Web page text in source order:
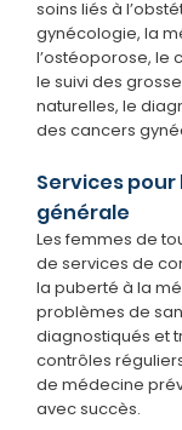
soins liés à
gynécologie, la
l’ostéoporose, le
le suivi des
naturelles, le
des cancers
Services
générale
Les femmes de
de services de
la puberté à la
problèmes de
diagnostiqués et
contrôles
de médecine
avec succès.